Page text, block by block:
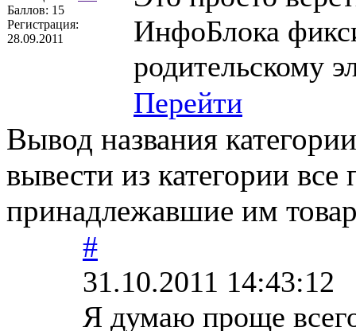
Баллов: 15
Регистрация:
28.09.2011
ИнфоБлока
родительскому
Перейти
Вывод названия
вывести из категории все
принадлежавшие им
#
31.10.2011 14:43:12
Я думаю проще